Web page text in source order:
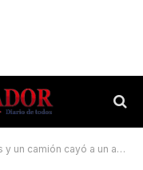
camión cayó a un arroyo